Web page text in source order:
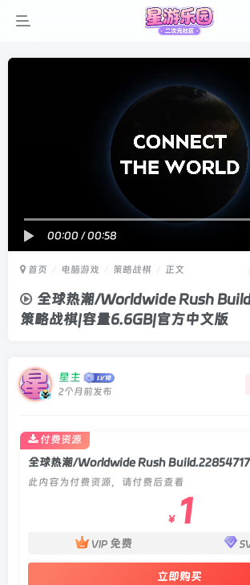
00:00 /00:58
首页 电脑游戏 策略战棋 正文
全球热潮/Worldwide Rush
策略战棋|容量6.6GB|官方中文版
星主
2个月前发布
此内容为付费资源，请付费后查看
￥ 1
VIP 免费
立即购买
付费资源